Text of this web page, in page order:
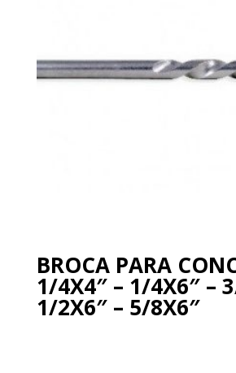
BROCA PARA
1/4X4″ – 1/4X6″ –
1/2X6″ – 5/8X6″